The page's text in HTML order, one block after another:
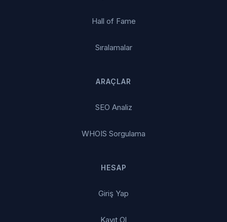
Hall of Fame
Sıralamalar
ARAÇLAR
SEO Analiz
WHOIS Sorgulama
HESAP
Giriş Yap
Kayıt Ol